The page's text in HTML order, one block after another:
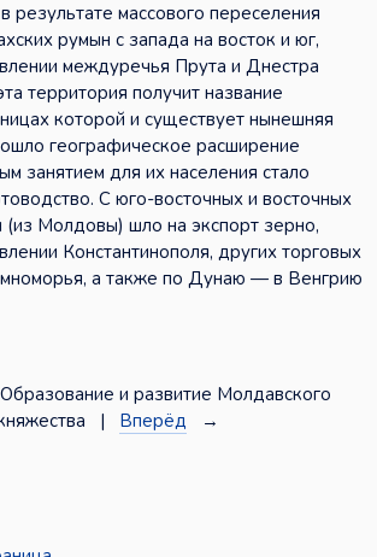
результате массового переселения
румын с запада на восток и юг,
междуречья Прута и Днестра
территория получит название
которой и существует нынешняя
географическое расширение
занятием для их населения стало
С юго-восточных и восточных
(из Молдовы) шло на экспорт зерно,
Константинополя, других торговых
а также по Дунаю — в Венгрию
и развитие Молдавского
| Вперёд →